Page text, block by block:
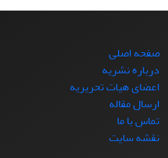
صفحه اصلی
درباره نشریه
اعضای هیات تحریریه
ارسال مقاله
تماس با ما
نقشه سایت